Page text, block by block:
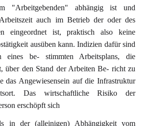
"Arbeitgebenden" abhängig ist und
auch im Betrieb der oder des
eingeordnet ist, praktisch also keine
ausüben kann. Indizien dafür sind
eines be- stimmten Arbeitsplans, die
über den Stand der Arbeiten Be- richt zu
das Angewiesensein auf die Infrastruktur
Das wirtschaftliche Risiko der
erschöpft sich
in der (alleinigen) Abhängigkeit vom